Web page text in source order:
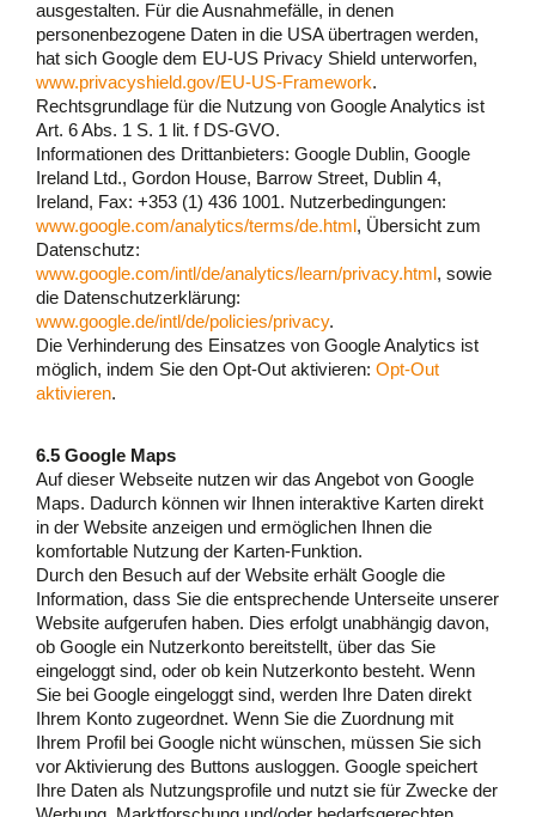
ausgestalten. Für die Ausnahmefälle, in denen
personenbezogene Daten in die USA übertragen werden,
hat sich Google dem EU-US Privacy Shield unterworfen,
www.privacyshield.gov/EU-US-Framework.
Rechtsgrundlage für die Nutzung von Google Analytics ist
Art. 6 Abs. 1 S. 1 lit. f DS-GVO.
Informationen des Drittanbieters: Google Dublin, Google
Ireland Ltd., Gordon House, Barrow Street, Dublin 4,
Ireland, Fax: +353 (1) 436 1001. Nutzerbedingungen:
www.google.com/analytics/terms/de.html , Übersicht zum
Datenschutz:
www.google.com/intl/de/analytics/learn/privacy.html , sowie
die Datenschutzerklärung:
www.google.de/intl/de/policies/privacy.
Die Verhinderung des Einsatzes von Google Analytics ist
möglich, indem Sie den Opt-Out aktivieren: Opt-Out
aktivieren.
6.5 Google Maps
Auf dieser Webseite nutzen wir das Angebot von Google
Maps. Dadurch können wir Ihnen interaktive Karten direkt
in der Website anzeigen und ermöglichen Ihnen die
komfortable Nutzung der Karten-Funktion.
Durch den Besuch auf der Website erhält Google die
Information, dass Sie die entsprechende Unterseite unserer
Website aufgerufen haben. Dies erfolgt unabhängig davon,
ob Google ein Nutzerkonto bereitstellt, über das Sie
eingeloggt sind, oder ob kein Nutzerkonto besteht. Wenn
Sie bei Google eingeloggt sind, werden Ihre Daten direkt
Ihrem Konto zugeordnet. Wenn Sie die Zuordnung mit
Ihrem Profil bei Google nicht wünschen, müssen Sie sich
vor Aktivierung des Buttons ausloggen. Google speichert
Ihre Daten als Nutzungsprofile und nutzt sie für Zwecke der